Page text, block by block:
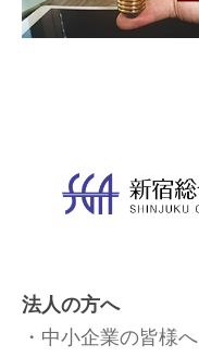
法人の方へ
中小企業の皆様へ